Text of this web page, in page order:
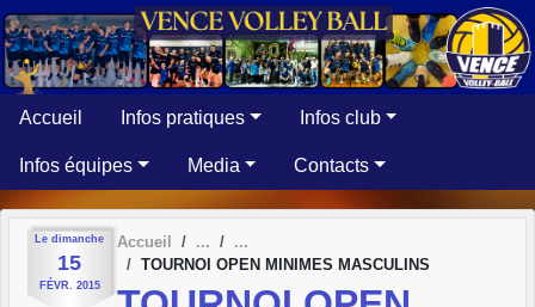
Accueil Infos pratiques Infos club
Infos équipes Media Contacts
Le dimanche
15
FÉVR. 2015
Accueil
TOURNOI OPEN MINIMES MASCULINS
Panneau de gestion des cookies